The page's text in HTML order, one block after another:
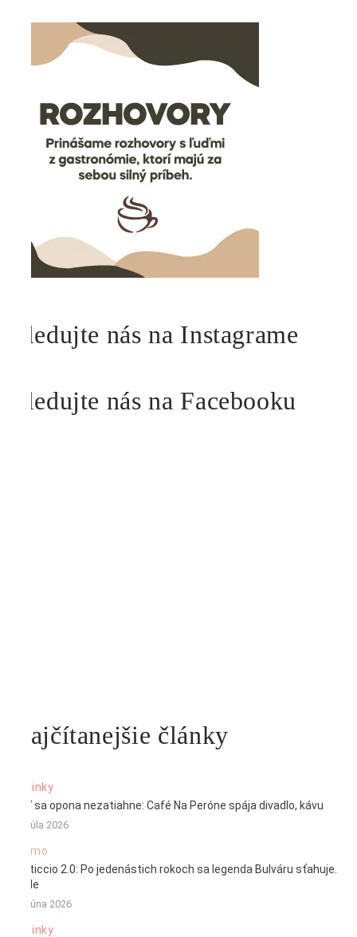
Sledujte nás na Instagrame
Sledujte nás na Facebooku
Najčítanejšie články
Novinky
Keď sa opona nezatiahne: Café Na Peróne spája divadlo, kávu
22. júla 2026
Promo
Verticcio 2.0: Po jedenástich rokoch sa legenda Bulváru sťahuje.
Stále
22. júna 2026
Novinky